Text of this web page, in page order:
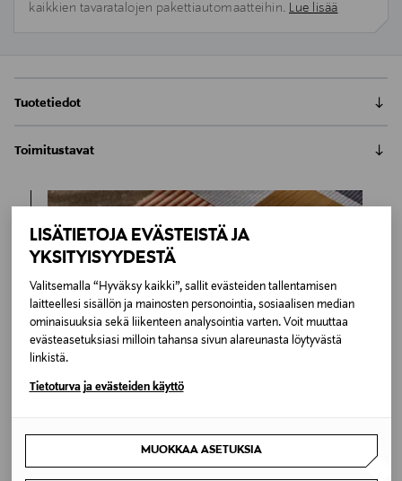
LISÄTIETOJA EVÄSTEISTÄ JA
YKSITYISYYDESTÄ
Valitsemalla “Hyväksy kaikki”, sallit evästeiden tallentamisen
laitteellesi sisällön ja mainosten personointia, sosiaalisen median
ominaisuuksia sekä liikenteen analysointia varten. Voit muuttaa
evästeasetuksiasi milloin tahansa sivun alareunasta löytyvästä
linkistä.
Tietoturva ja evästeiden käyttö
MUOKKAA ASETUKSIA
kaikkien tavaratalojen pakettiautomaatteihin. Lue lisää
Tuotetiedot
makuuhuoneeseen, eteiseen tai tilaan, jossa tarvitaan
suunnittelema Anytwo-penkki on helppo koota.
huoneesta toiseen. Penkin jalat ovat jauhemaalattua
metallia ja istuinosa parkittua nahkaa. Tuote on
LUE KOKO TUOTEKUVAUS
Tuotenumero
174029012
BLACK
Toimitustavat
Toimitusaika 2–4 viikkoa
6,90 €
Kotiinkuljetus
Toimitusaika 2–4 viikkoa
6,90 €
Inspiroidu